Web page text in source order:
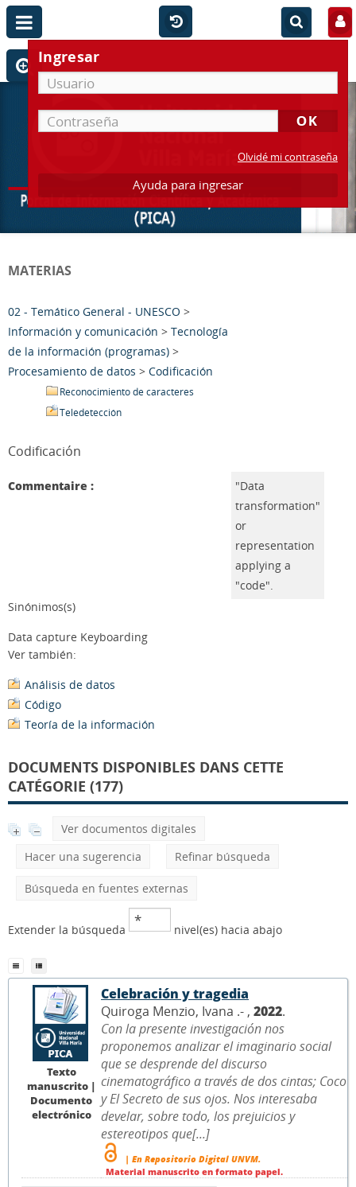
Ingresar
Olvidé mi contraseña
Ayuda para ingresar
MATERIAS
02 - Temático General - UNESCO >
Información y comunicación > Tecnología
de la información (programas) >
Procesamiento de datos > Codificación
Reconocimiento de caracteres
Teledetección
Codificación
Commentaire :
"Data
transformation"
or
representation
applying a
"code".
Sinónimos(s)
Data capture Keyboarding
Ver también:
Análisis de datos
Código
Teoría de la información
DOCUMENTS DISPONIBLES DANS CETTE
CATÉGORIE (177)
Ver documentos digitales
Hacer una sugerencia
Refinar búsqueda
Búsqueda en fuentes externas
Extender la búsqueda nivel(es) hacia abajo
Texto
manuscrito |
Documento
electrónico
Celebración y tragedia
Quiroga Menzio, Ivana .- , 2022.
Con la presente investigación nos
proponemos analizar el imaginario social
que se desprende del discurso
cinematográfico a través de dos cintas; Coco
y El Secreto de sus ojos. Nos interesaba
develar, sobre todo, los prejuicios y
estereotipos que[...]
| En Repositorio Digital UNVM.
Material manuscrito en formato papel.